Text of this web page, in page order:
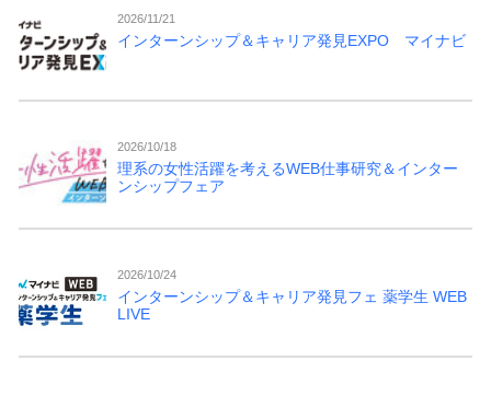
2026/11/21
インターンシップ＆キャリア発見EXPO マイナビ
2026/10/18
理系の女性活躍を考えるWEB仕事研究＆インター
ンシップフェア
2026/10/24
インターンシップ＆キャリア発見フェ 薬学生 WEB
LIVE